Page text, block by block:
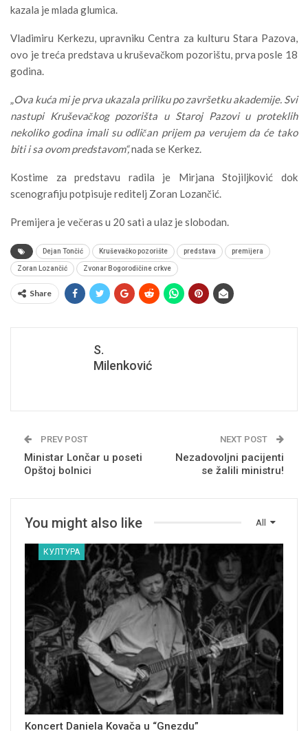
kazala je mlada glumica.
Vladimiru Kerkezu, upravniku Centra za kulturu Stara Pazova,
ovo je treća predstava u kruševačkom pozorištu, prva posle 18
godina.
„Ova kuća mi je prva ukazala priliku po završetku akademije. Svi
nastupi Kruševačkog pozorišta u Staroj Pazovi u proteklih
nekoliko godina imali su odličan prijem pa verujem da će tako
biti i sa ovom predstavom“,nada se Kerkez.
Kostime za predstavu radila je Mirjana Stojiljković dok
scenografiju potpisuje reditelj Zoran Lozančić.
Premijera je večeras u 20 sati a ulaz je slobodan.
Dejan Tončić Kruševačko pozorište predstava premijera
Zoran Lozančić Zvonar Bogorodičine crkve
Share
S.
Milenković
PREV POST
Ministar Lončar u poseti
Opštoj bolnici
NEXT POST
Nezadovoljni pacijenti
se žalili ministru!
All
You might also like
КУЛТУРА
Koncert Daniela Kovača u “Gnezdu”